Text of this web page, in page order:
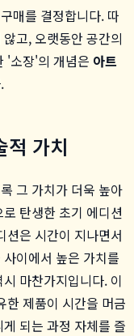
매를 결정합니다. 따
고, 오랫동안 공간의
'소장'의 개념은 아트
적 가치
그 가치가 더욱 높아
탄생한 초기 에디션
션은 시간이 지나면서
이에서 높은 가치를
마찬가지입니다. 이
한 제품이 시간을 머금
되는 과정 자체를 즐